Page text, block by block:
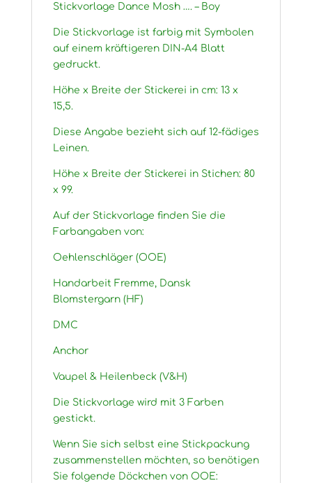
Stickvorlage Dance Mosh …. – Boy
Die Stickvorlage ist farbig mit Symbolen
auf einem kräftigeren DIN-A4 Blatt
gedruckt.
Höhe x Breite der Stickerei in cm: 13 x
15,5.
Diese Angabe bezieht sich auf 12-fädiges
Leinen.
Höhe x Breite der Stickerei in Stichen: 80
x 99.
Auf der Stickvorlage finden Sie die
Farbangaben von:
Oehlenschläger (OOE)
Handarbeit Fremme, Dansk
Blomstergarn (HF)
DMC
Anchor
Vaupel & Heilenbeck (V&H)
Die Stickvorlage wird mit 3 Farben
gestickt.
Wenn Sie sich selbst eine Stickpackung
zusammenstellen möchten, so benötigen
Sie folgende Döckchen von OOE: